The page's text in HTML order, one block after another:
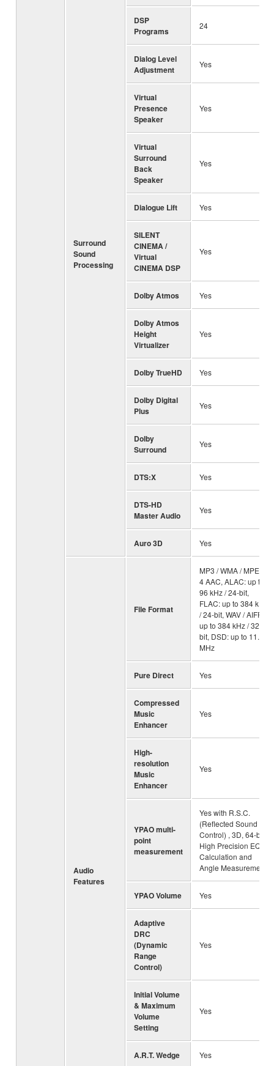
Surround
Sound
Processing
DSP
Programs
24
Dialog Level
Adjustment
Yes
Virtual
Presence
Speaker
Yes
Virtual
Surround
Back
Speaker
Yes
Dialogue Lift Yes
SILENT
CINEMA /
Virtual
CINEMA DSP
Yes
Dolby Atmos Yes
Dolby Atmos
Height
Virtualizer
Yes
Dolby TrueHD Yes
Dolby Digital
Plus
Yes
Dolby
Surround
Yes
DTS:X Yes
DTS-HD
Master Audio
Yes
Auro 3D Yes
Audio
Features
File Format
MP3 / WMA / MPEG-
4 AAC, ALAC: up to
96 kHz / 24-bit,
FLAC: up to 384 kHz
/ 24-bit, WAV / AIFF:
up to 384 kHz / 32-
bit, DSD: up to 11.2
MHz
Pure Direct Yes
Compressed
Music
Enhancer
Yes
High-
resolution
Music
Enhancer
Yes
YPAO multi-
point
measurement
Yes with R.S.C.
(Reflected Sound
Control) , 3D, 64-bit
High Precision EQ
Calculation and
Angle Measurement
YPAO Volume Yes
Adaptive
DRC
(Dynamic
Range
Control)
Yes
Initial Volume
& Maximum
Volume
Setting
Yes
A.R.T. Wedge Yes